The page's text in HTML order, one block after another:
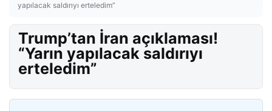
yapılacak saldırıyı erteledim”
Trump’tan İran açıklaması!
“Yarın yapılacak saldırıyı
erteledim”